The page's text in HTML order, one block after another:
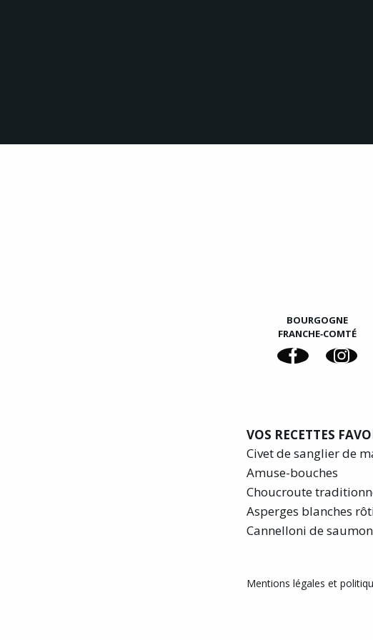
BOURGOGNE
FRANCHE‑COMTÉ
VOS RECETTES
Civet de sanglier de
Amuse-bouches
Choucroute
Asperges blanches
Cannelloni de
Mentions légales et